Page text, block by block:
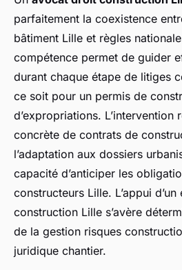
parfaitement la coexistence
bâtiment Lille et règles
compétence permet de guider
durant chaque étape de litiges
ce soit pour un permis de
d’expropriations. L’intervention
concrète de contrats de
l’adaptation aux dossiers
capacité d’anticiper les
constructeurs Lille. L’appui
construction Lille s’avère
de la gestion risques
juridique chantier.